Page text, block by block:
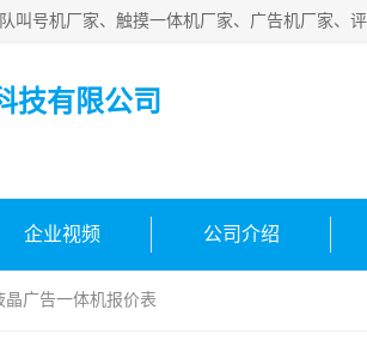
技有限公司
企业视频 公司介绍
晶广告一体机报价表